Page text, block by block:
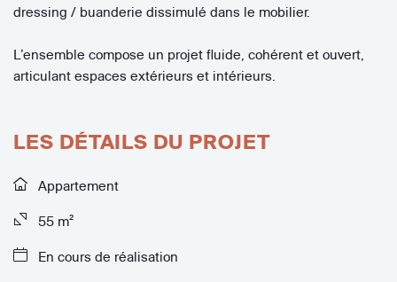
dressing / buanderie dissimulé dans le mobilier.
L’ensemble compose un projet fluide, cohérent et ouvert,
articulant espaces extérieurs et intérieurs.
LES DÉTAILS DU PROJET
Appartement
55 m²
En cours de réalisation